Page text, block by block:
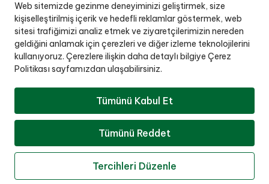
Web sitemizde gezinme deneyiminizi geliştirmek, size
kişiselleştirilmiş içerik ve hedefli reklamlar göstermek, web
sitesi trafiğimizi analiz etmek ve ziyaretçilerimizin nereden
geldiğini anlamak için çerezleri ve diğer izleme teknolojilerini
kullanıyoruz. Çerezlere ilişkin daha detaylı bilgiye Çerez
Politikası sayfamızdan ulaşabilirsiniz.
Tümünü Kabul Et
Tümünü Reddet
Tercihleri Düzenle
adamıştır.
2.000 m2 kapalı üretim alanı,
4000 m2 kapalı stok sahası ile
müşteri istekleri doğrultusunda,
kaliteden taviz vermeden
üretim yapmaktadır.
Şezlonglar
Sehpalar
Tabureler
Organizasyon Grubu
Çocuk Grubu
Şehir-Aksesuar Grubu
Plastik Enjeksiyon
Copyright © 2025 Tüm Hakları Saklıdır.